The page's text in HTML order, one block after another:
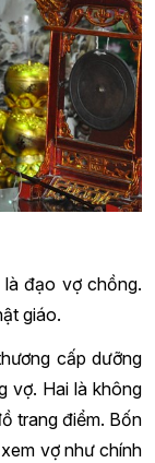
đạo vợ chồng.
giáo.
cấp dưỡng
vợ. Hai là không
trang điểm. Bốn
vợ như chính